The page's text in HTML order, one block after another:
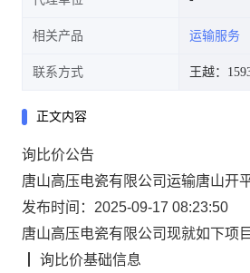
相关产品 运输服务
联系方式 王越：
正文内容
询比价公告
唐山高压电瓷有限公司运输唐山开
发布时间：2025-09-17 08:23:50
唐山高压电瓷有限公司现就如下项
询比价基础信息